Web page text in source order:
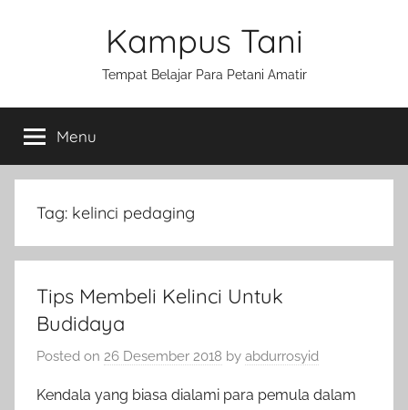
Kampus Tani
Tempat Belajar Para Petani Amatir
Menu
Tag: kelinci pedaging
Tips Membeli Kelinci Untuk
Budidaya
Posted on 26 Desember 2018 by abdurrosyid
Kendala yang biasa dialami para pemula dalam